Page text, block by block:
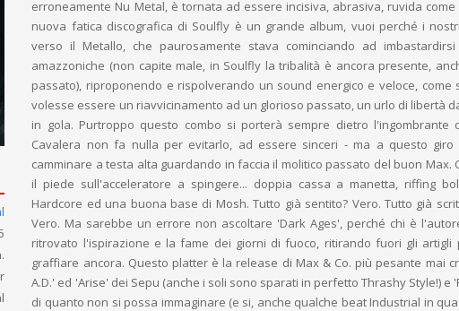
erroneamente Nu Metal, è tornata ad essere incisiva, abrasiva, ruvida
nuova fatica discografica di Soulfly è un grande album, vuoi perché i
verso il Metallo, che paurosamente stava cominciando ad
amazzoniche (non capite male, in Soulfly la tribalità è ancora presente,
passato), riproponendo e rispolverando un sound energico e veloce, come
volesse essere un riavvicinamento ad un glorioso passato, un urlo di libertà
in gola. Purtroppo questo combo si porterà sempre dietro l'ingombrante
Cavalera non fa nulla per evitarlo, ad essere sinceri - ma a questo giro
camminare a testa alta guardando in faccia il molitico passato del buon Max.
il piede sull'acceleratore a spingere... doppia cassa a manetta, riffing
Hardcore ed una buona base di Mosh. Tutto già sentito? Vero. Tutto già
Vero. Ma sarebbe un errore non ascoltare 'Dark Ages', perché chi è
ritrovato l'ispirazione e la fame dei giorni di fuoco, ritirando fuori gli artigli
graffiare ancora. Questo platter è la release di Max & Co. più pesante mai
A.D.' ed 'Arise' dei Sepu (anche i soli sono sparati in perfetto Thrashy Style!) e
di quanto non si possa immaginare (e si, anche qualche beat Industrial in